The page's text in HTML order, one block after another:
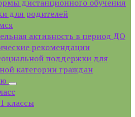
дистанционного обучения
для родителей
активность в период ДО
рекомендации
поддержки для
категории граждан
классы